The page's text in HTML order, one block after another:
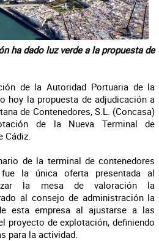
ha dado luz verde a la propuesta de
de la Autoridad Portuaria de la
hoy la propuesta de adjudicación a
de Contenedores, S.L. (Concasa)
de la Nueva Terminal de
Cádiz.
de la terminal de contenedores
la única oferta presentada al
la mesa de valoración la
al consejo de administración la
esta empresa al ajustarse a las
proyecto de explotación, definiendo
para la actividad.